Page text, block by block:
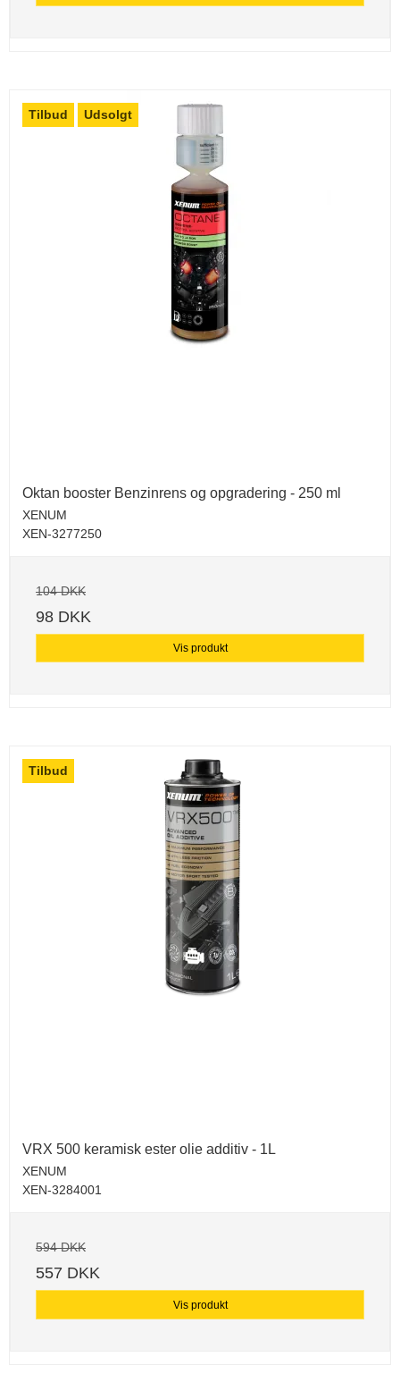
Tilbud Udsolgt
Oktan booster Benzinrens og opgradering - 250 ml
XENUM
XEN-3277250
104 DKK
98 DKK
Vis produkt
Tilbud
VRX 500 keramisk ester olie additiv - 1L
XENUM
XEN-3284001
594 DKK
557 DKK
Vis produkt